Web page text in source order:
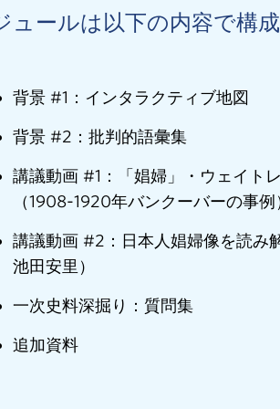
ュールは以下の内容で構成
背景 #1：インタラクティブ地図
背景 #2：批判的語彙集
講議動画 #1：「娼婦」・ウェイト
（1908-1920年バンクーバーの事例
講議動画 #2：日本人娼婦像を読み
池田安里）
一次史料深掘り：質問集
追加資料